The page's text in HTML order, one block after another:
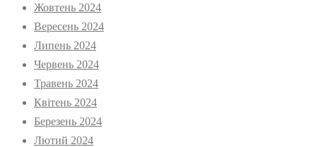
Жовтень 2024
Вересень 2024
Липень 2024
Червень 2024
Травень 2024
Квітень 2024
Березень 2024
Лютий 2024